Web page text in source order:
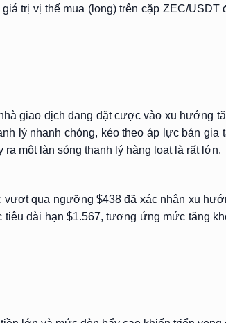
trị vị thế mua (long) trên cặp ZEC/USDT
giao dịch đang đặt cược vào xu hướng
lý nhanh chóng, kéo theo áp lực bán gia
một làn sóng thanh lý hàng loạt là rất lớn.
qua ngưỡng $438 đã xác nhận xu
dài hạn $1.567, tương ứng mức tăng